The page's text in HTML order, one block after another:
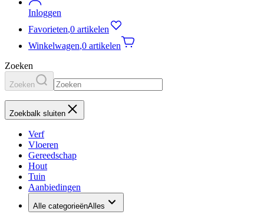
Inloggen
Favorieten,0 artikelen
Winkelwagen,0 artikelen
Zoeken
Zoeken
Zoekbalk sluiten
Verf
Vloeren
Gereedschap
Hout
Tuin
Aanbiedingen
Alle categorieënAlles